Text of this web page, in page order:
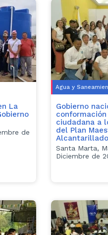
La
de
Agua y
Gobierno
ciudadana a
del Plan
Santa Marta,
Diciembre de